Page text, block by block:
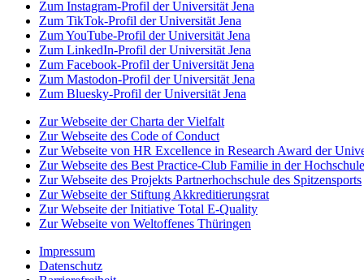
Zum Instagram-Profil der Universität Jena
Zum TikTok-Profil der Universität Jena
Zum YouTube-Profil der Universität Jena
Zum LinkedIn-Profil der Universität Jena
Zum Facebook-Profil der Universität Jena
Zum Mastodon-Profil der Universität Jena
Zum Bluesky-Profil der Universität Jena
Zur Webseite der Charta der Vielfalt
Zur Webseite des Code of Conduct
Zur Webseite von HR Excellence in Research Award der
Zur Webseite des Best Practice-Club Familie in der Hochschule
Zur Webseite des Projekts Partnerhochschule des Spitzensports
Zur Webseite der Stiftung Akkreditierungsrat
Zur Webseite der Initiative Total E-Quality
Zur Webseite von Weltoffenes Thüringen
Impressum
Datenschutz